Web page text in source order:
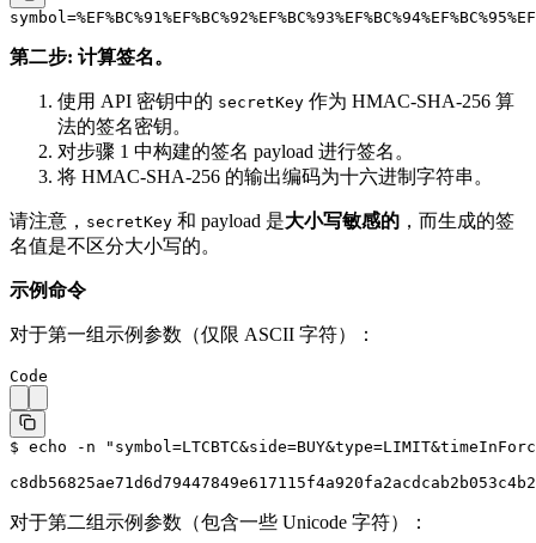
第二步: 计算签名。
使用 API 密钥中的 secretKey 作为 HMAC-SHA-256 算
法的签名密钥。
对步骤 1 中构建的签名 payload 进行签名。
将 HMAC-SHA-256 的输出编码为十六进制字符串。
请注意， secretKey 和 payload 是大小写敏感的 ，而生成的签
名值是不区分大小写的。
示例命令
对于第一组示例参数（仅限 ASCII 字符）：
Code
$ echo -n
对于第二组示例参数（包含一些 Unicode 字符）：